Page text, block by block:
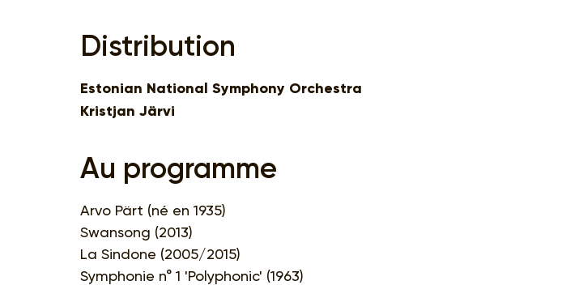
Distribution
Estonian National Symphony Orchestra
Kristjan Järvi
Au programme
Arvo Pärt (né en 1935)
Swansong (2013)
La Sindone (2005/2015)
Symphonie n° 1 'Polyphonic' (1963)